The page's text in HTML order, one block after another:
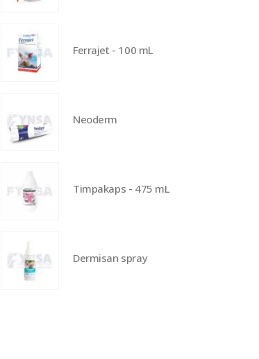
Ferrajet - 100 mL
Neoderm
Timpakaps - 475 mL
Dermisan spray